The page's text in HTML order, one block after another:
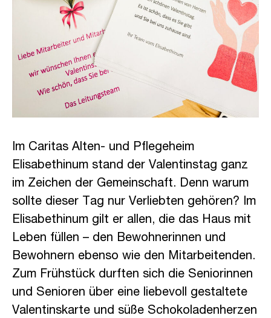
Im Caritas Alten- und Pflegeheim
Elisabethinum stand der Valentinstag ganz
im Zeichen der Gemeinschaft. Denn warum
sollte dieser Tag nur Verliebten gehören? Im
Elisabethinum gilt er allen, die das Haus mit
Leben füllen – den Bewohnerinnen und
Bewohnern ebenso wie den Mitarbeitenden.
Zum Frühstück durften sich die Seniorinnen
und Senioren über eine liebevoll gestaltete
Valentinskarte und süße Schokoladenherzen